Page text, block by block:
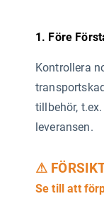
1. Före
Kontrollera
tillbehör,
leveransen.
⚠
Se till att